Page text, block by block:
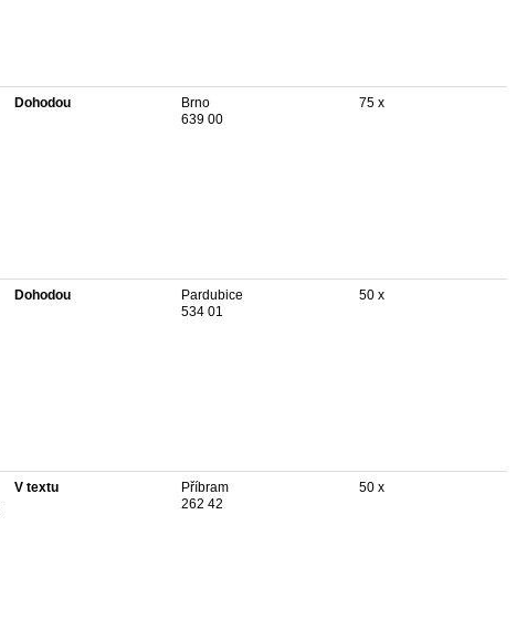
Dohodou
Brno
639 00
75 x
Dohodou
Pardubice
534 01
50 x
V textu
Příbram
262 42
50 x